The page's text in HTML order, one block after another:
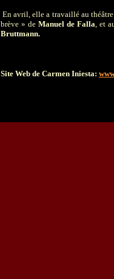
En avril, elle a travaillé au
brève » deManuel de Falla , et
Bruttmann.
Site Web de Carmen Iniesta: